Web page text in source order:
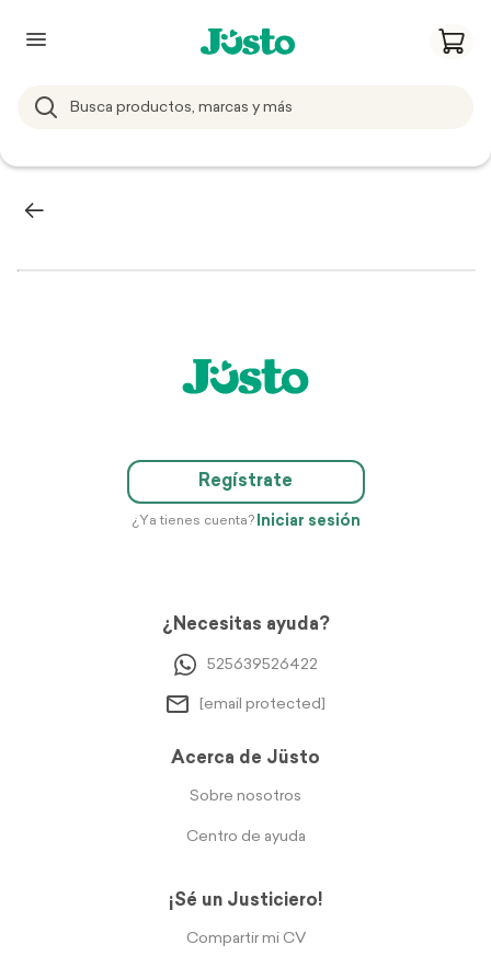
Regístrate
¿Ya tienes cuenta? Iniciar sesión
¿Necesitas ayuda?
525639526422
[email protected]
Acerca de Jüsto
Sobre nosotros
Centro de ayuda
¡Sé un Justiciero!
Compartir mi CV